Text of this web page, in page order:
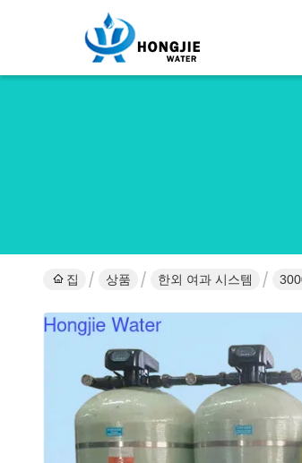
집 상품 한외 여과 시스템